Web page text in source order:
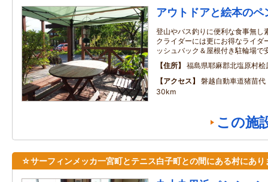
アウトドアと絵本の
登山やバス釣りに便利な食事無し
クライダーには更にお得なライダ
ッシュバック＆屋根付き駐輪場で
住所
福島県耶麻郡北塩原村桧
アクセス
磐越自動車道猪苗
30km
この施
☆サーフィンメッカ一宮町とテニス白子町との間にある村にあり